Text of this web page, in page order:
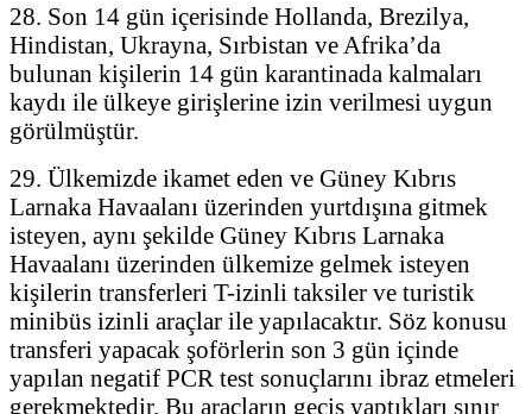
28. Son 14 gün içerisinde Hollanda, Brezilya,
Hindistan, Ukrayna, Sırbistan ve Afrika’da
bulunan kişilerin 14 gün karantinada kalmaları
kaydı ile ülkeye girişlerine izin verilmesi uygun
görülmüştür.
29. Ülkemizde ikamet eden ve Güney Kıbrıs
Larnaka Havaalanı üzerinden yurtdışına gitmek
isteyen, aynı şekilde Güney Kıbrıs Larnaka
Havaalanı üzerinden ülkemize gelmek isteyen
kişilerin transferleri T-izinli taksiler ve turistik
minibüs izinli araçlar ile yapılacaktır. Söz konusu
transferi yapacak şoförlerin son 3 gün içinde
yapılan negatif PCR test sonuçlarını ibraz etmeleri
gerekmektedir. Bu araçların geçiş yaptıkları sınır